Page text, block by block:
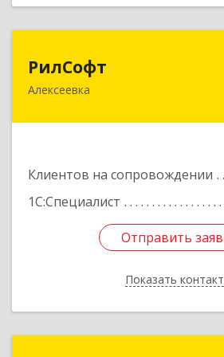
РилСофт
Алексеевка
Клиентов на сопровождении
1С:Специалист
Отправить
Показать
309850, Белгородская обл,
Отправить
Назад